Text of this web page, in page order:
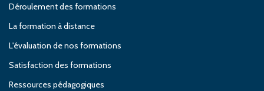
Déroulement des formations
La formation à distance
L'évaluation de nos formations
Satisfaction des formations
Ressources pédagogiques